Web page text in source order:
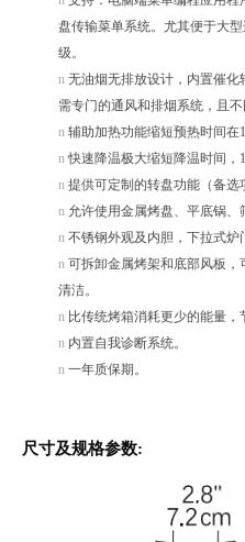
盘传输菜单系统。 尤其便于大
级。
n 无油烟无排放设计，内置催化
需专门的通风和排烟系统，且
n 辅助加热功能缩短预热时间在
n快速降温极大缩短降温时间，
n 提供可定制的转盘功能（备选
n 允许使用金属烤盘、平底锅、
n 不锈钢外观及内胆，下拉式炉
n 可拆卸金属烤架和底部风板
清洁。
n 比传统烤箱消耗更少的能量，
n 内置自我诊断系统。
n 一年质保期。
尺寸及规格参数: